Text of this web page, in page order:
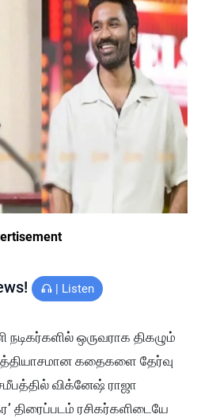
| Listen
ஒருவராக திகழும்
கதைகளை தேர்வு
விக்னேஷ் ராஜா
திரைப்படம் ரசிகர்களிடையே